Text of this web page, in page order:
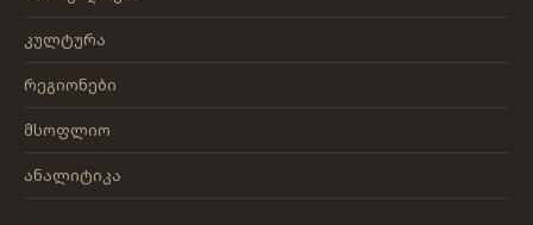
კულტურა
რეგიონები
მსოფლიო
ანალიტიკა